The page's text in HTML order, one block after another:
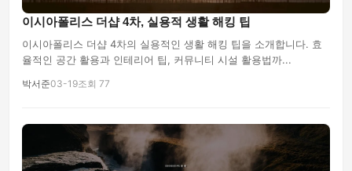
이시아폴리스 더샵 4차, 실용적 생활 해킹 팁
이시아폴리스 더샵 4차의 실용적인 생활 해킹 팁을 소개합니다. 효
율적인 공간 활용과 인테리어 팁, 커뮤니티 시설 활용법까...
박서준03-19조회 77